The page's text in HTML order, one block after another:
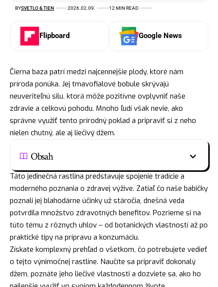
BYSVETLO & TIEN 2026.02.09. 12 MIN READ
Flipboard Google News
Čierna baza patrí medzi najcennejšie plody, ktoré nám
príroda ponúka. Jej tmavofialové bobule skrývajú
neuveriteľnú silu, ktorá môže pozitívne ovplyvniť naše
zdravie a celkovú pohodu. Mnoho ľudí však nevie, ako
správne využiť tento prírodný poklad a pripraviť si z neho
nielen chutný, ale aj liečivý džem.
Obsah
Táto jedinečná rastlina predstavuje spojenie tradície a
moderného poznania o zdravej výžive. Zatiaľ čo naše babičky
poznali jej blahodárne účinky už stáročia, dnešná veda
potvrdila množstvo zdravotných benefitov. Pozrieme si na
túto tému z rôznych uhlov – od botanických vlastností až po
praktické tipy na prípravu a konzumáciu.
Získate komplexný prehľad o všetkom, čo potrebujete vedieť
o tejto výnimočnej rastline. Naučíte sa pripraviť dokonalý
džem, poznáte jeho liečivé vlastnosti a dozviete sa, ako ho